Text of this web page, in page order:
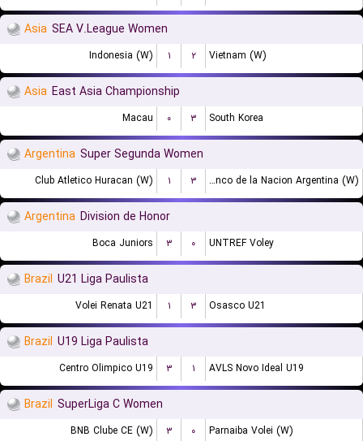
Asia SEA V.League Women
Indonesia (W) ۱ ۲ Vietnam (W)
Asia East Asia Championship
Macau ۰ ۳ South Korea
Argentina Super Segunda Women
Club Atletico Huracan (W) ۱ ۳ Banco de la Nacion Argentina (W)
Argentina Division de Honor
Boca Juniors ۳ ۰ UNTREF Voley
Brazil U21 Liga Paulista
Volei Renata U21 ۱ ۳ Osasco U21
Brazil U19 Liga Paulista
Centro Olimpico U19 ۳ ۱ AVLS Novo Ideal U19
Brazil SuperLiga C Women
BNB Clube CE (W) ۳ ۰ Parnaiba Volei (W)